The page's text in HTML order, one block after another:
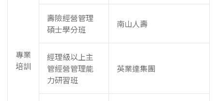
專業
培訓
壽險經營管理
碩士學分班
南山人壽
經理級以上主
管經營管理能
力研習班
英業達集團